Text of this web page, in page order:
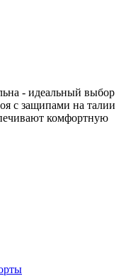
- идеальный выбор
с защипами на талии
комфортную